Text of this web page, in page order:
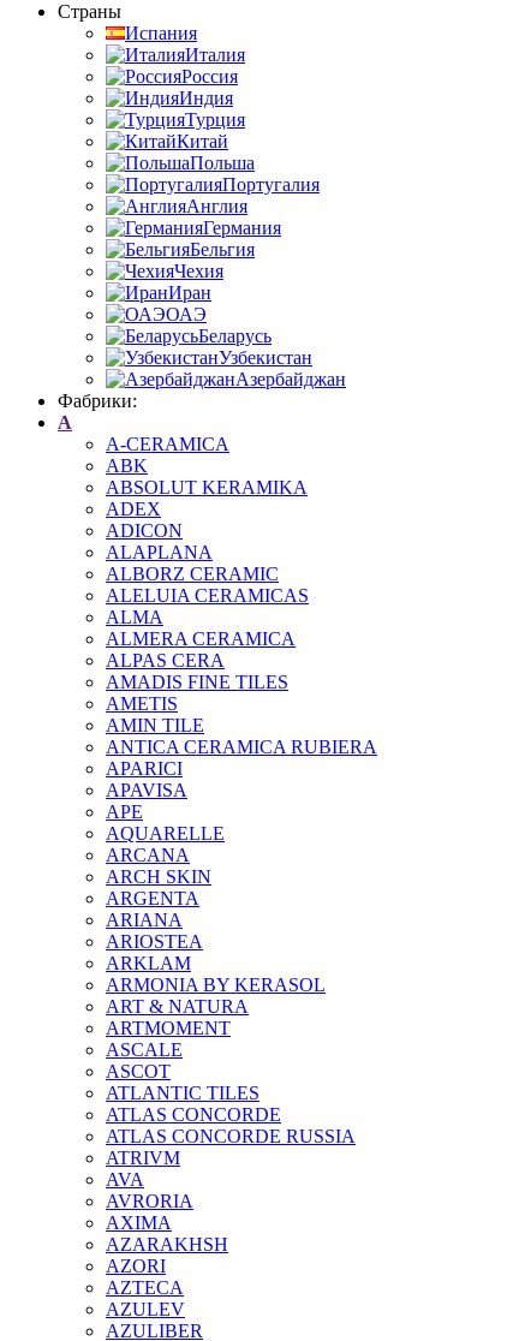
Страны
Испания
Италия
Россия
Индия
Турция
Китай
Польша
Португалия
Англия
Германия
Бельгия
Чехия
Иран
ОАЭ
Беларусь
Узбекистан
Азербайджан
Фабрики:
A
A-CERAMICA
ABK
ABSOLUT KERAMIKA
ADEX
ADICON
ALAPLANA
ALBORZ CERAMIC
ALELUIA CERAMICAS
ALMA
ALMERA CERAMICA
ALPAS CERA
AMADIS FINE TILES
AMETIS
AMIN TILE
ANTICA CERAMICA RUBIERA
APARICI
APAVISA
APE
AQUARELLE
ARCANA
ARCH SKIN
ARGENTA
ARIANA
ARIOSTEA
ARKLAM
ARMONIA BY KERASOL
ART & NATURA
ARTMOMENT
ASCALE
ASCOT
ATLANTIC TILES
ATLAS CONCORDE
ATLAS CONCORDE RUSSIA
ATRIVM
AVA
AVRORIA
AXIMA
AZARAKHSH
AZORI
AZTECA
AZULEV
AZULIBER